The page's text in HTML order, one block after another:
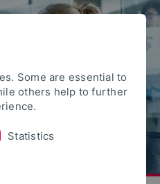
Some are essential to
others help to further
Statistics